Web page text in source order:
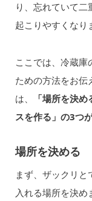
り、忘れていて
起こりやすくなり
ここでは、冷蔵庫
ための方法をお伝
は、
「場所を決
スを作る」の3つ
場所を決める
まず、ザックリ
入れる場所を決め